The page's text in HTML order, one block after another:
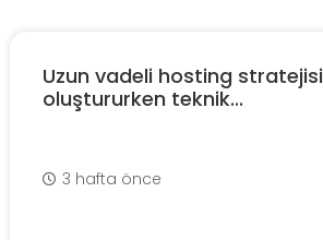
Uzun vadeli hosting stratejisi
oluştururken teknik...
3 hafta önce